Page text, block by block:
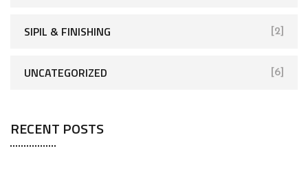
SIPIL & FINISHING [2]
UNCATEGORIZED [6]
RECENT POSTS